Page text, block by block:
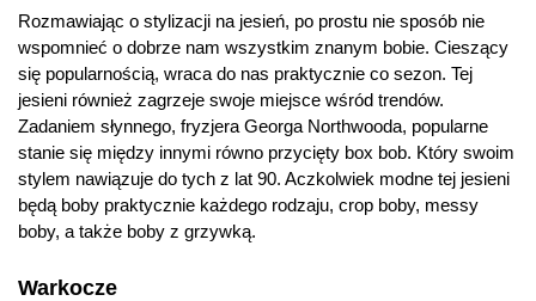
Rozmawiając o stylizacji na jesień, po prostu nie sposób nie
wspomnieć o dobrze nam wszystkim znanym bobie. Cieszący
się popularnością, wraca do nas praktycznie co sezon. Tej
jesieni również zagrzeje swoje miejsce wśród trendów.
Zadaniem słynnego, fryzjera Georga Northwooda, popularne
stanie się między innymi równo przycięty box bob. Który swoim
stylem nawiązuje do tych z lat 90. Aczkolwiek modne tej jesieni
będą boby praktycznie każdego rodzaju, crop boby, messy
boby, a także boby z grzywką.
Warkocze